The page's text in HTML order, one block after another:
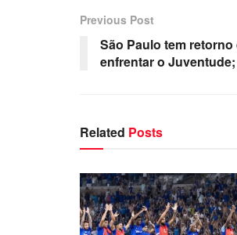
Previous Post
São Paulo tem
enfrentar o
Related Posts